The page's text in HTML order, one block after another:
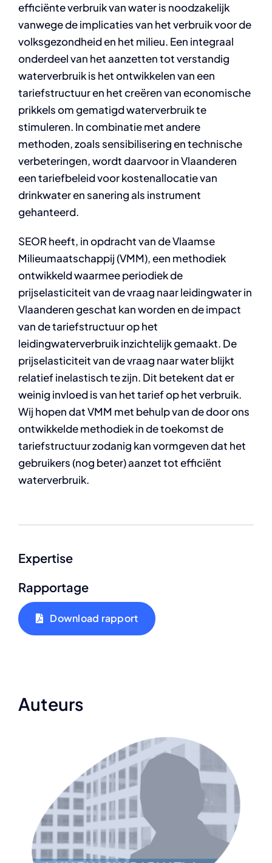
efficiënte verbruik van water is noodzakelijk
vanwege de implicaties van het verbruik voor de
volksgezondheid en het milieu. Een integraal
onderdeel van het aanzetten tot verstandig
waterverbruik is het ontwikkelen van een
tariefstructuur en het creëren van economische
prikkels om gematigd waterverbruik te
stimuleren. In combinatie met andere
methoden, zoals sensibilisering en technische
verbeteringen, wordt daarvoor in Vlaanderen
een tariefbeleid voor kostenallocatie van
drinkwater en sanering als instrument
gehanteerd.
SEOR heeft, in opdracht van de Vlaamse
Milieumaatschappij (VMM), een methodiek
ontwikkeld waarmee periodiek de
prijselasticiteit van de vraag naar leidingwater in
Vlaanderen geschat kan worden en de impact
van de tariefstructuur op het
leidingwaterverbruik inzichtelijk gemaakt. De
prijselasticiteit van de vraag naar water blijkt
relatief inelastisch te zijn. Dit betekent dat er
weinig invloed is van het tarief op het verbruik.
Wij hopen dat VMM met behulp van de door ons
ontwikkelde methodiek in de toekomst de
tariefstructuur zodanig kan vormgeven dat het
gebruikers (nog beter) aanzet tot efficiënt
waterverbruik.
Expertise
Rapportage
Download rapport
Auteurs